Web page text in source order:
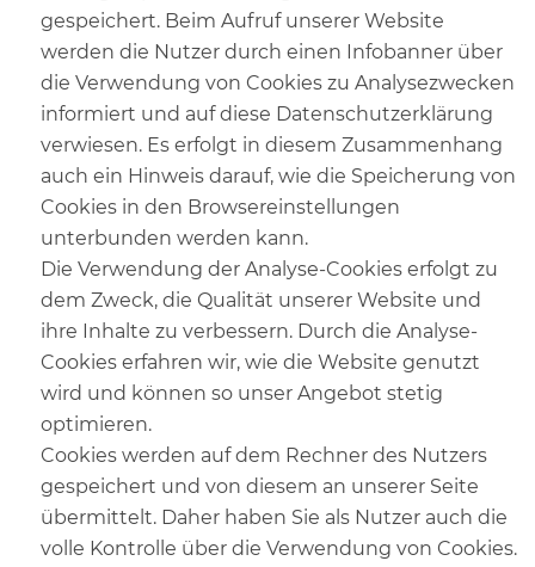
gespeichert. Beim Aufruf unserer Website
werden die Nutzer durch einen Infobanner über
die Verwendung von Cookies zu Analysezwecken
informiert und auf diese Datenschutzerklärung
verwiesen. Es erfolgt in diesem Zusammenhang
auch ein Hinweis darauf, wie die Speicherung von
Cookies in den Browsereinstellungen
unterbunden werden kann.
Die Verwendung der Analyse-Cookies erfolgt zu
dem Zweck, die Qualität unserer Website und
ihre Inhalte zu verbessern. Durch die Analyse-
Cookies erfahren wir, wie die Website genutzt
wird und können so unser Angebot stetig
optimieren.
Cookies werden auf dem Rechner des Nutzers
gespeichert und von diesem an unserer Seite
übermittelt. Daher haben Sie als Nutzer auch die
volle Kontrolle über die Verwendung von Cookies.